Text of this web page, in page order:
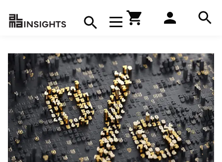
Avaa navigaatio
Hae